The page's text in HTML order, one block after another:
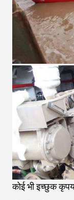
कोई भी इच्छुक